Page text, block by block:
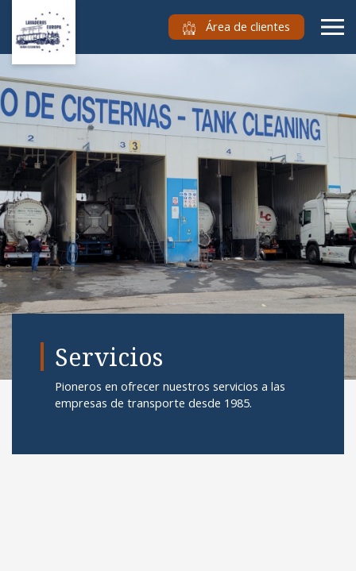
Área de clientes
Servicios
Pioneros en ofrecer nuestros servicios a las
empresas de transporte desde 1985.